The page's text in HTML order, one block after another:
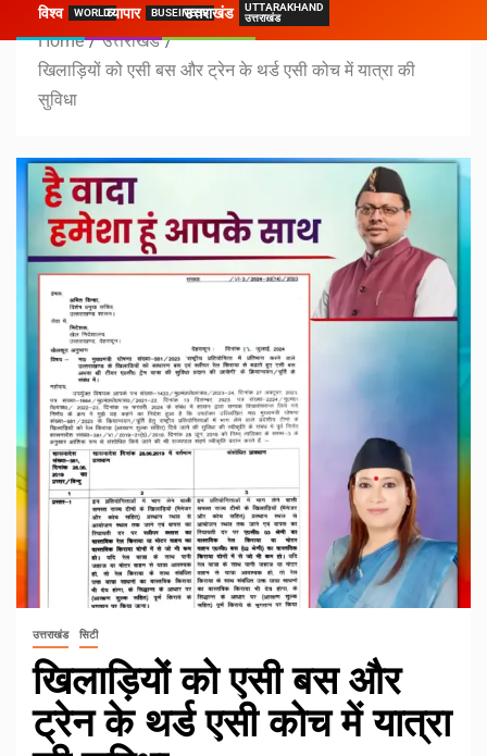
विश्व WORLDव्यापार BUSEINESSउत्तराखंड
UTTARAKHAND
उत्तराखंड
Home
उत्तराखंड
खिलाड़ियों को एसी बस और ट्रेन के थर्ड एसी कोच में यात्रा की
सुविधा
उत्तराखंड सिटी
खिलाड़ियों को एसी बस और
ट्रेन के थर्ड एसी कोच में यात्रा